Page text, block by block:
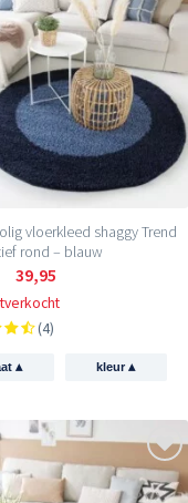
vloerkleed shaggy Trend
rond – blauw
39,95
(4)
▴ kleur▴